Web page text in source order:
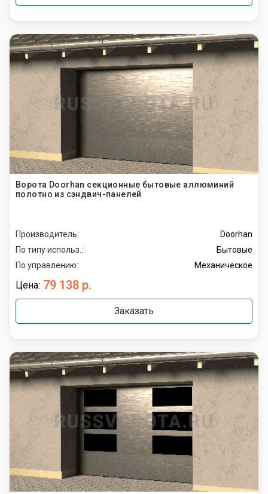
Ворота Doorhan секционные бытовые аллюминий
полотно из сэндвич-панелей
Производитель:
Doorhan
По типу использ.:
Бытовые
По управлению:
Механическое
Цена: 79 138 р.
Заказать